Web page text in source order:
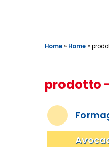
Home» Home»
prodotto